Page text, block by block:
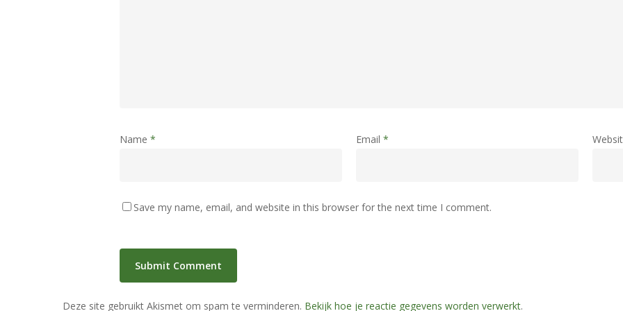
Name * Email *
Save my name, email, and website in this browser for the next time I comment.
Deze site gebruikt Akismet om spam te verminderen. Bekijk hoe je reactie gegevens worden verwerkt.